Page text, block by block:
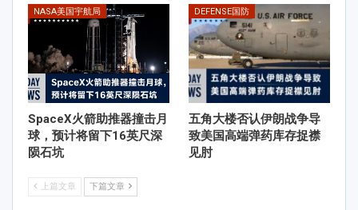
NASA美国宇航局
SpaceX火箭助推器撞击月
球，预计将留下16英尺深
陨石坑
DEFENSE国防
五角大楼否认伊朗战争导
致美国高端弹药库存捉襟
见肘
上篇文章 下篇文章